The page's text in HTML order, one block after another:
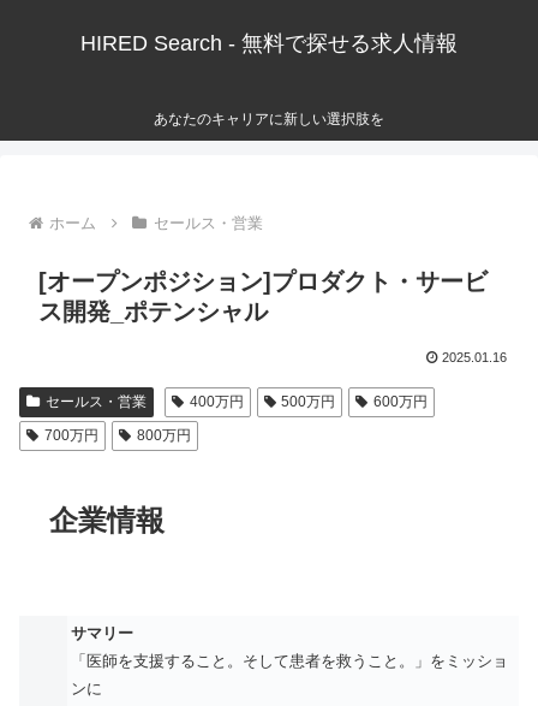
HIRED Search - 無料で探せる求人情報
あなたのキャリアに新しい選択肢を
ホーム セールス・営業
[オープンポジション]プロダクト・サービ
ス開発_ポテンシャル
2025.01.16
セールス・営業 400万円 500万円
600万円
700万円
800万円
企業情報
サマリー
「医師を支援すること。そして患者を救うこと。」をミッショ
ンに